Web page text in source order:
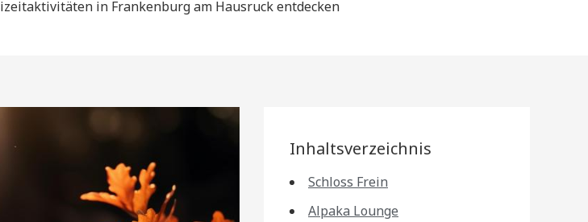
in Frankenburg am Hausruck entdecken
Inhaltsverzeichnis
Schloss Frein
Alpaka Lounge